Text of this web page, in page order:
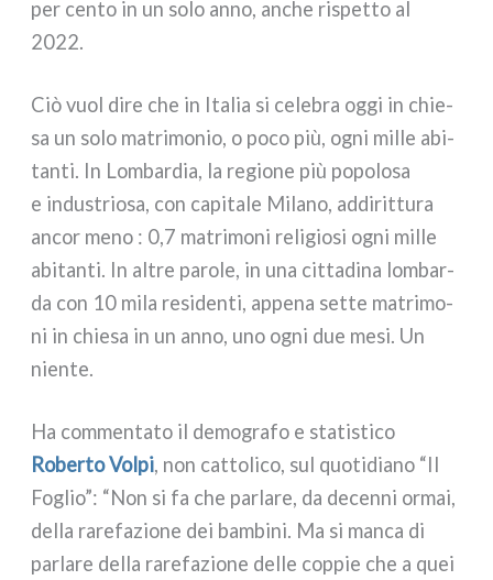
per cen­to in un solo anno, anche rispet­to al
2022.
Ciò vuol dire che in Italia si cele­bra oggi in chie­
sa un solo matri­mo­nio, o poco più, ogni mil­le abi­
tan­ti. In Lombardia, la regio­ne più popo­lo­sa
e indu­strio­sa, con capi­ta­le Milano, addi­rit­tu­ra
ancor meno : 0,7 matri­mo­ni reli­gio­si ogni mil­le
abi­tan­ti. In altre paro­le, in una cit­ta­di­na lom­bar­
da con 10 mila resi­den­ti, appe­na set­te matri­mo­
ni in chie­sa in un anno, uno ogni due mesi. Un
nien­te.
Ha com­men­ta­to il demo­gra­fo e sta­ti­sti­co
Roberto Volpi, non cat­to­li­co, sul quo­ti­dia­no “Il
Foglio”: “Non si fa che par­la­re, da decen­ni ormai,
del­la rare­fa­zio­ne dei bam­bi­ni. Ma si man­ca di
par­la­re del­la rare­fa­zio­ne del­le cop­pie che a quei